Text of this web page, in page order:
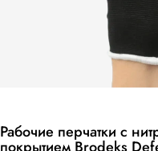
Рабочие перчатки с